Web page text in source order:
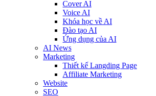
Cover AI
Voice AI
Khóa học về AI
Đào tạo AI
Ứng dụng của AI
AI News
Marketing
Thiết kế Langding Page
Affiliate Marketing
Website
SEO